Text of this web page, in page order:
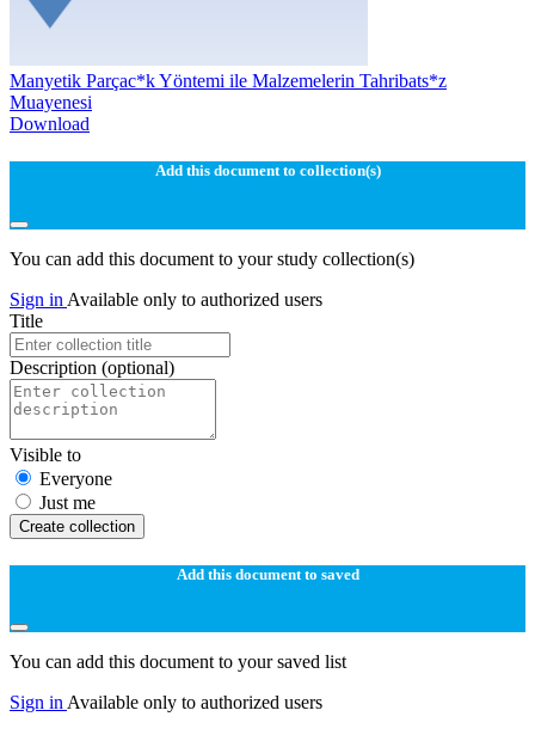
Manyetik Parçac*k Yöntemi ile Malzemelerin Tahribats*z
Muayenesi
Download
Add this document to collection(s)
You can add this document to your study collection(s)
Sign in Available only to authorized users
Title
Description (optional)
Visible to
Everyone
Just me
Create collection
Add this document to saved
You can add this document to your saved list
Sign in Available only to authorized users